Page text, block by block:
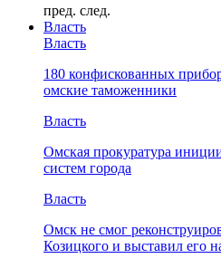
пред. след.
Власть
Власть
180 конфискованных
омские таможенники
Власть
Омская прокуратура
систем города
Власть
Омск не смог
Козицкого и выставил его